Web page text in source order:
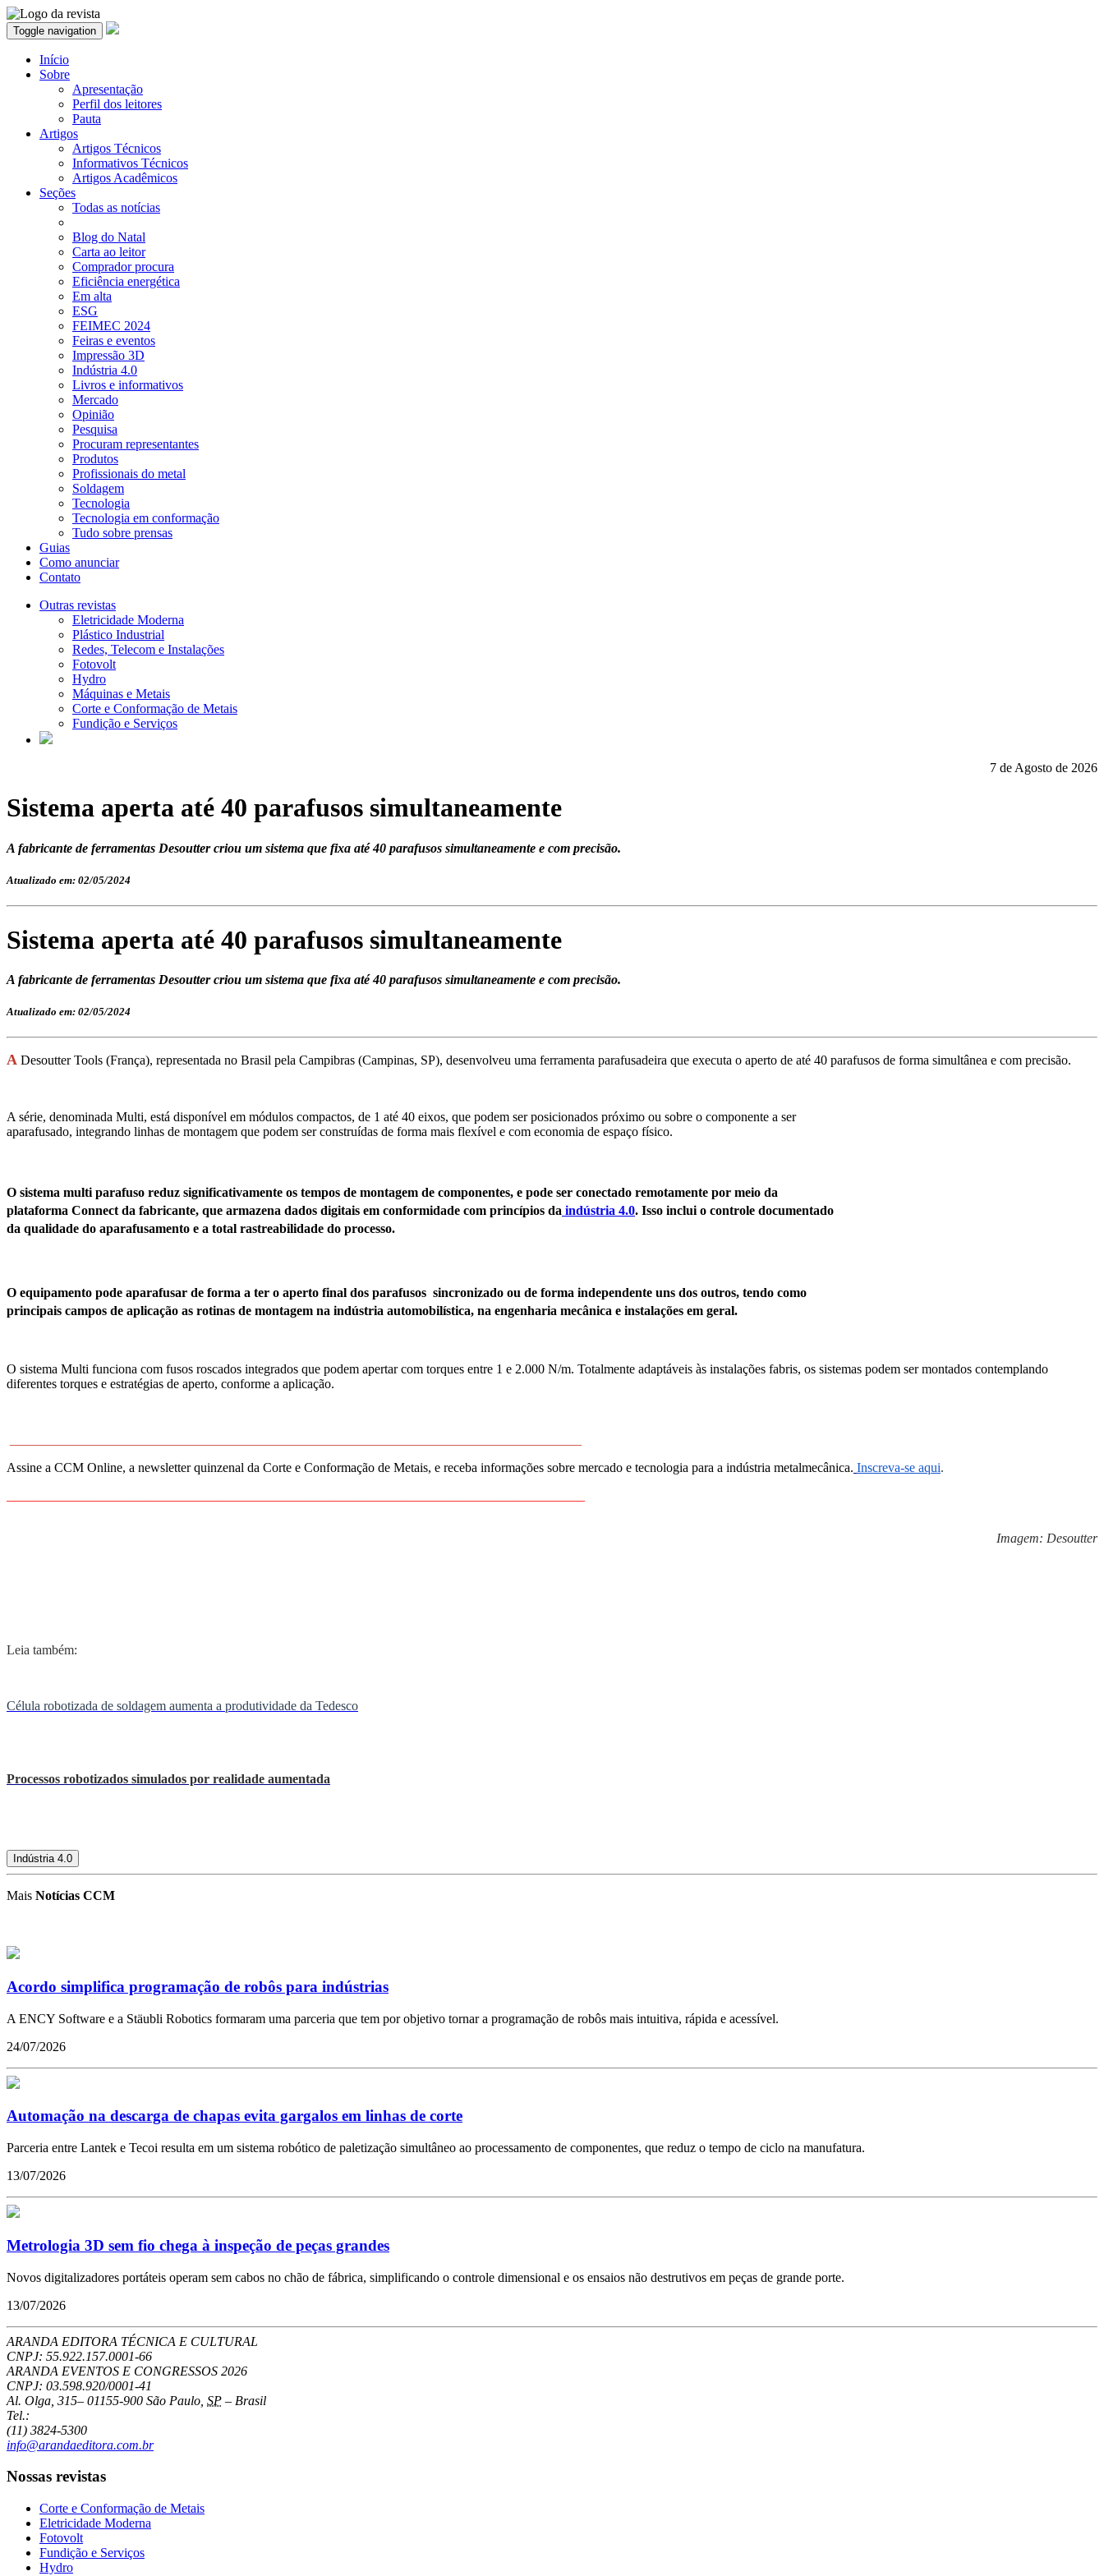
Toggle navigation
Início
Sobre
Apresentação
Perfil dos leitores
Pauta
Artigos
Artigos Técnicos
Informativos Técnicos
Artigos Acadêmicos
Seções
Todas as notícias
Blog do Natal
Carta ao leitor
Comprador procura
Eficiência energética
Em alta
ESG
FEIMEC 2024
Feiras e eventos
Impressão 3D
Indústria 4.0
Livros e informativos
Mercado
Opinião
Pesquisa
Procuram representantes
Produtos
Profissionais do metal
Soldagem
Tecnologia
Tecnologia em conformação
Tudo sobre prensas
Guias
Como anunciar
Contato
Outras revistas
Eletricidade Moderna
Plástico Industrial
Redes, Telecom e Instalações
Fotovolt
Hydro
Máquinas e Metais
Corte e Conformação de Metais
Fundição e Serviços
7 de Agosto de 2026
Sistema aperta até 40 parafusos simultaneamente
A fabricante de ferramentas Desoutter criou um sistema que fixa até 40 parafusos simultaneamente e com precisão.
Atualizado em: 02/05/2024
Sistema aperta até 40 parafusos simultaneamente
A fabricante de ferramentas Desoutter criou um sistema que fixa até 40 parafusos simultaneamente e com precisão.
Atualizado em: 02/05/2024
A Desoutter Tools (França), representada no Brasil pela Campibras (Campinas, SP), desenvolveu uma ferramenta parafusadeira que executa o aperto de até 40 parafusos de forma simultânea e com precisão.
A série, denominada Multi, está disponível em módulos compactos, de 1 até 40 eixos, que podem ser posicionados próximo ou sobre o componente a ser
aparafusado, integrando linhas de montagem que podem ser construídas de forma mais flexível e com economia de espaço físico.
O sistema multi parafuso reduz significativamente os tempos de montagem de componentes, e pode ser conectado remotamente por meio da
plataforma Connect da fabricante, que armazena dados digitais em conformidade com princípios da indústria 4.0. Isso inclui o controle documentado
da qualidade do aparafusamento e a total rastreabilidade do processo.
O equipamento pode aparafusar de forma a ter o aperto final dos parafusos sincronizado ou de forma independente uns dos outros, tendo como
principais campos de aplicação as rotinas de montagem na indústria automobilística, na engenharia mecânica e instalações em geral.
O sistema Multi funciona com fusos roscados integrados que podem apertar com torques entre 1 e 2.000 N/m. Totalmente adaptáveis às instalações fabris, os sistemas podem ser montados contemplando
diferentes torques e estratégias de aperto, conforme a aplicação.
Assine a CCM Online, a newsletter quinzenal da Corte e Conformação de Metais, e receba informações sobre mercado e tecnologia para a indústria metalmecânica. Inscreva-se aqui.
Imagem: Desoutter
Leia também:
Célula robotizada de soldagem aumenta a produtividade da Tedesco
Processos robotizados simulados por realidade aumentada
Indústria 4.0
Mais Notícias CCM
Acordo simplifica programação de robôs para indústrias
A ENCY Software e a Stäubli Robotics formaram uma parceria que tem por objetivo tornar a programação de robôs mais intuitiva, rápida e acessível.
24/07/2026
Automação na descarga de chapas evita gargalos em linhas de corte
Parceria entre Lantek e Tecoi resulta em um sistema robótico de paletização simultâneo ao processamento de componentes, que reduz o tempo de ciclo na manufatura.
13/07/2026
Metrologia 3D sem fio chega à inspeção de peças grandes
Novos digitalizadores portáteis operam sem cabos no chão de fábrica, simplificando o controle dimensional e os ensaios não destrutivos em peças de grande porte.
13/07/2026
ARANDA EDITORA TÉCNICA E CULTURAL
CNPJ: 55.922.157.0001-66
ARANDA EVENTOS E CONGRESSOS 2026
CNPJ: 03.598.920/0001-41
Al. Olga, 315– 01155-900 São Paulo SP – Brasil
Tel.:
(11) 3824-5300
info@arandaeditora.com.br
Nossas revistas
Corte e Conformação de Metais
Eletricidade Moderna
Fotovolt
Fundição e Serviços
Hydro